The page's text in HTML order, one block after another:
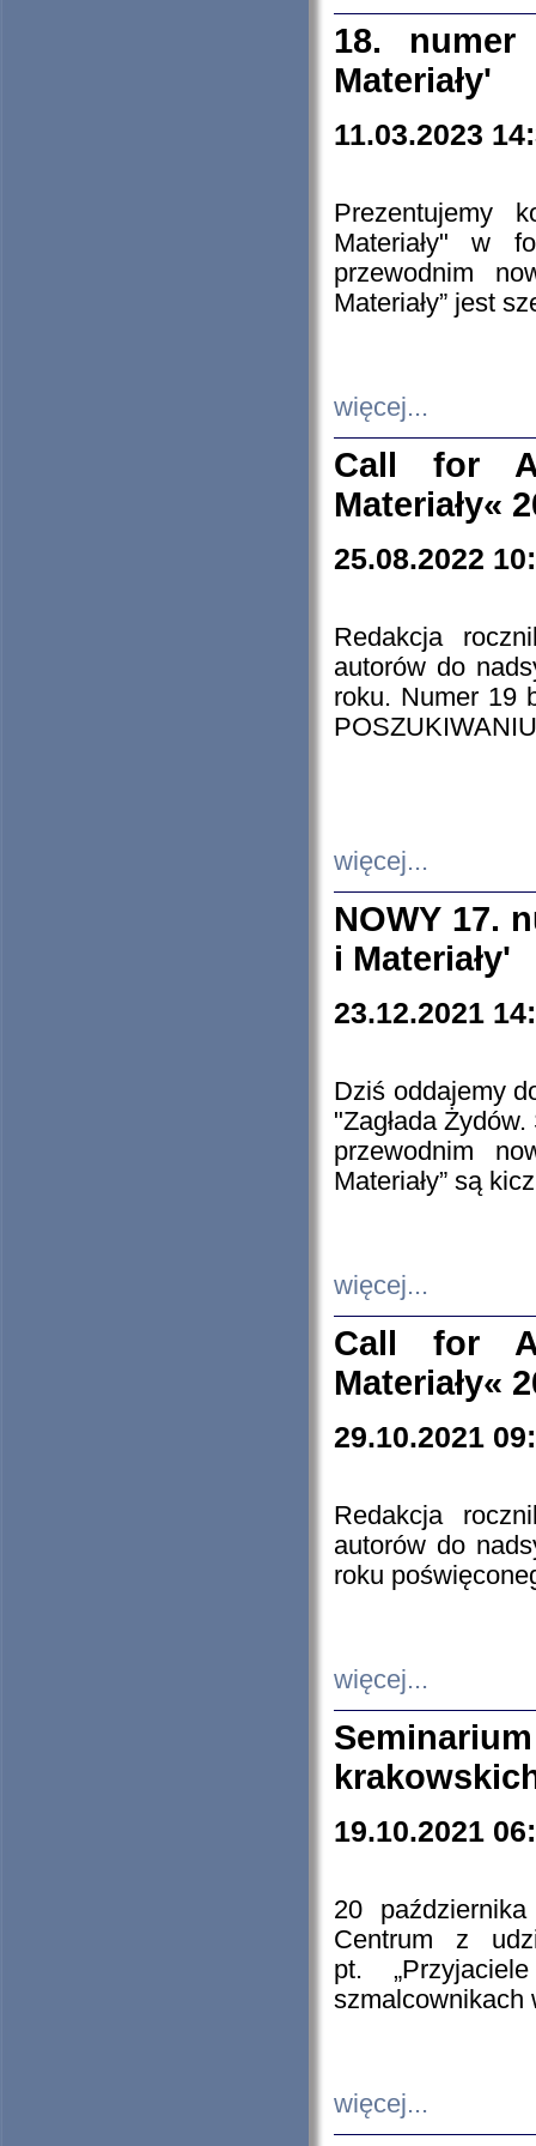
18. numer
Materiały'
11.03.2023
Prezentujemy
Materiały" w
przewodnim
Materiały” jest
więcej...
Call for
Materiały«
25.08.2022
Redakcja
autorów do
roku. Numer 19
więcej...
NOWY 17.
i Materiały'
23.12.2021
Dziś oddajemy
"Zagłada
przewodnim
Materiały” są
więcej...
Call for
Materiały«
29.10.2021
Redakcja
autorów do
roku
więcej...
19.10.2021
20
Centrum z
pt.
szmalcownikach
więcej...